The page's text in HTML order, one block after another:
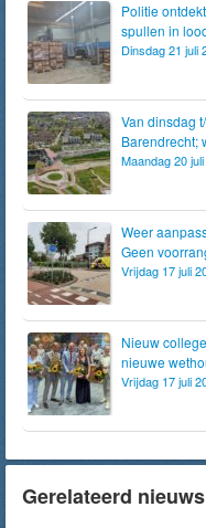
Politie
spullen in
Dinsdag 21 juli
Van dinsdag
Barendrecht;
Maandag 20
Weer
Geen
Vrijdag 17 juli
Nieuw
nieuwe
Vrijdag 17 juli
Gerelateerd nieuws